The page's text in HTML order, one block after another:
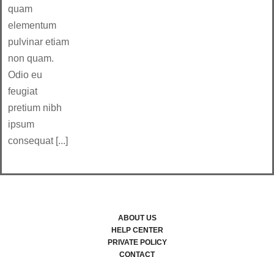
quam
elementum
pulvinar etiam
non quam.
Odio eu
feugiat
pretium nibh
ipsum
consequat [...]
ABOUT US
HELP CENTER
PRIVATE POLICY
CONTACT